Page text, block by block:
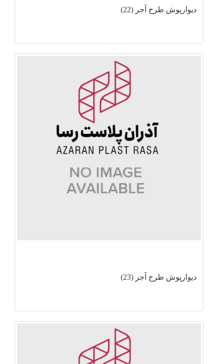
دیوارپوش طرح آجر (22)
دیوارپوش طرح آجر (23)